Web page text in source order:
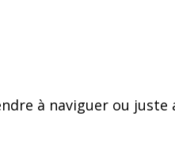
à naviguer ou